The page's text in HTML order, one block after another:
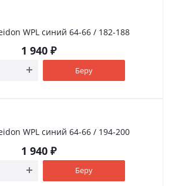
WPL синий 64-66 / 182-188
1 940₽
Беру
WPL синий 64-66 / 194-200
1 940₽
Беру